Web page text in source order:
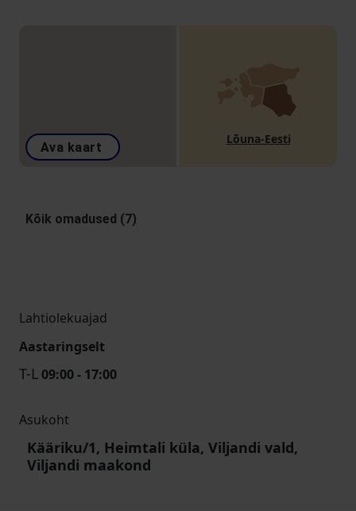
Ava kaart
Lõuna-Eesti
Kõik omadused (7)
Lahtiolekuajad
Aastaringselt
T-L 09:00 - 17:00
Asukoht
Kääriku/1, Heimtali küla, Viljandi vald,
Viljandi maakond